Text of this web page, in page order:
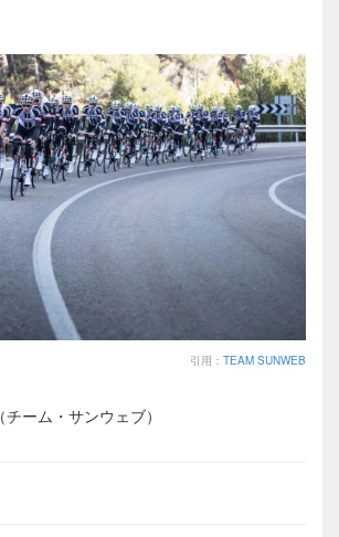
引用： TEAM SUNWEB
（チーム・サンウェブ）